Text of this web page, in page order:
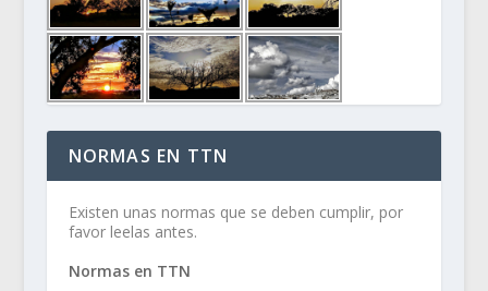
NORMAS EN TTN
Existen unas normas que se deben cumplir, por
favor leelas antes.
Normas en TTN